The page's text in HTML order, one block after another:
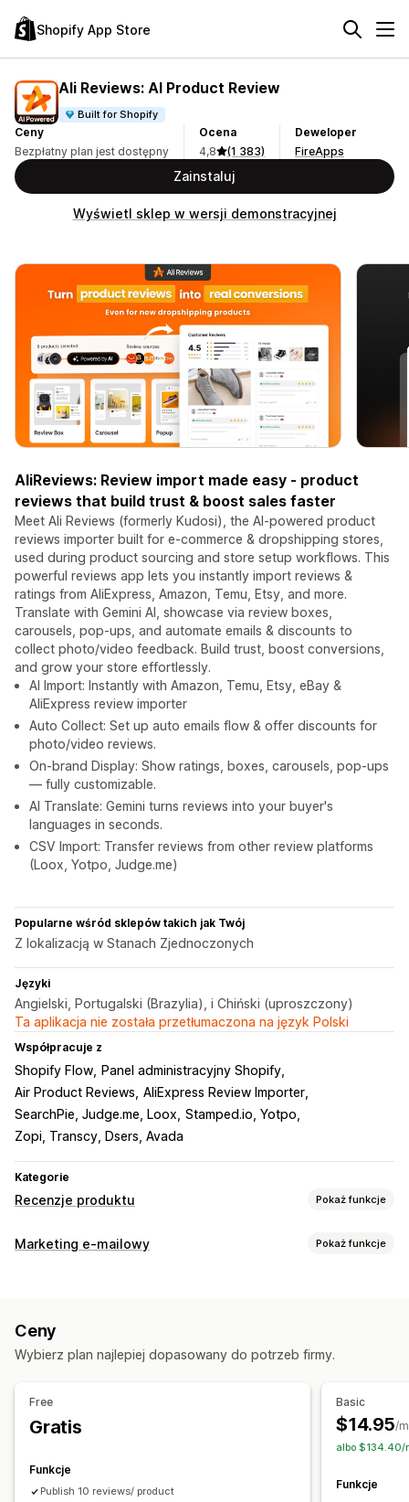
Shopify App Store
Ali Reviews: AI Product Review
Built for Shopify
Ceny
Bezpłatny plan jest dostępny
Ocena
4,8
(1 383)
Deweloper
FireApps
Zainstaluj
Wyświetl sklep w wersji demonstracyjnej
AliReviews: Review import made easy - product
reviews that build trust & boost sales faster
Meet Ali Reviews (formerly Kudosi), the AI-powered product
reviews importer built for e-commerce & dropshipping stores,
used during product sourcing and store setup workflows. This
powerful reviews app lets you instantly import reviews &
ratings from AliExpress, Amazon, Temu, Etsy, and more.
Translate with Gemini AI, showcase via review boxes,
carousels, pop-ups, and automate emails & discounts to
collect photo/video feedback. Build trust, boost conversions,
and grow your store effortlessly.
AI Import: Instantly with Amazon, Temu, Etsy, eBay &
AliExpress review importer
Auto Collect: Set up auto emails flow & offer discounts for
photo/video reviews.
On-brand Display: Show ratings, boxes, carousels, pop-ups
— fully customizable.
AI Translate: Gemini turns reviews into your buyer's
languages in seconds.
CSV Import: Transfer reviews from other review platforms
(Loox, Yotpo, Judge.me)
Popularne wśród sklepów takich jak Twój
Z lokalizacją w Stanach Zjednoczonych
Języki
Angielski, Portugalski (Brazylia), i Chiński (uproszczony)
Ta aplikacja nie została przetłumaczona na język Polski
Współpracuje z
Shopify Flow
Panel administracyjny Shopify
Air Product Reviews AliExpress Review Importer
SearchPie, Judge.me, Loox Stamped.io, Yotpo
Zopi, Transcy, Dsers, Avada
Kategorie
Recenzje produktu Pokaż funkcje
Opcje wyświetlania
Strona wszystkich recenzji
Kluczowe informacje z recenzji Pytania i odpowiedzi
Sposoby zbierania recenzji
Promocje
Import i eksport
Niestandardowe prośby
Marketing e-mailowy Pokaż funkcje
Recenzje produktu
Ceny
Wybierz plan najlepiej dopasowany do potrzeb firmy.
Free
Gratis
Funkcje
Publish 10 reviews/ product
Basic
$14.95/
albo $134.40/
Funkcje